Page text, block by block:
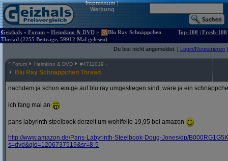
Impressum|
Werbung
Geizhals » Forum » Heimkino & DVD »
Blu Ray Schnäppchen
Thread (2255 Beiträge, 59912 Mal gelesen)
Top-100 | Fresh-100
Du bist nicht angemeldet. [ Login/Registrieren ]
^ Forum Heimkino & DVD #4711019
Blu Ray Schnäppchen Thread
nachdem ja schon einige auf blu ray umgestiegen sind, wäre ja ein
ich fang mal an
pans labyrinth steelbook derzeit um wohlfeile 19,95 bei amazon
http://www.amazon.de/Pans-Labyrinth-Steelbook-Doug-Jones/dp/
s=dvd&qid=1206737519&sr=8-5